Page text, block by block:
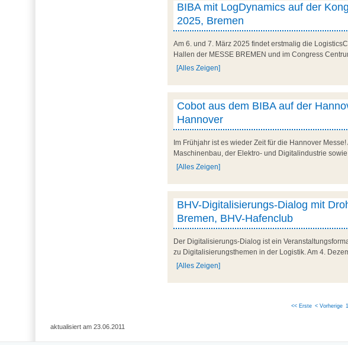
BIBA mit LogDynamics auf der
2025, Bremen
Am 6. und 7. März 2025 findet erstmalig die
Hallen der MESSE BREMEN und im Congress
[Alles Zeigen]
Cobot aus dem BIBA auf der
Hannover
Im Frühjahr ist es wieder Zeit für die Hannover
Maschinenbau, der Elektro- und Digitalindustrie
[Alles Zeigen]
BHV-Digitalisierungs-Dialog mit
Bremen, BHV-Hafenclub
Der Digitalisierungs-Dialog ist ein
zu Digitalisierungsthemen in der Logistik. Am 4.
[Alles Zeigen]
<< Erste < Vorherige
aktualisiert am 23.06.2011